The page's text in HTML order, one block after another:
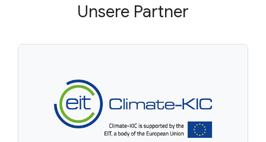
Unsere Partner